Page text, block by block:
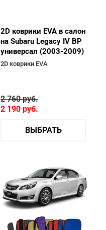
2D коврики EVA в салон
на Subaru Legacy IV BP
универсал (2003-2009)
2D коврики EVA
2 760руб.
2 190 руб.
ВЫБРАТЬ